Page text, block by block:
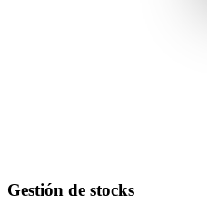
Gestión de stocks